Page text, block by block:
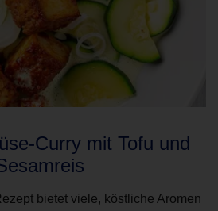
Curry mit Tofu und
bietet viele, köstliche Aromen